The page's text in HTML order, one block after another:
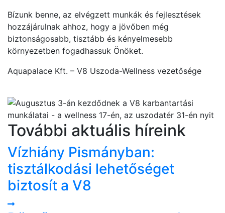
Bízunk benne, az elvégzett munkák és fejlesztések
hozzájárulnak ahhoz, hogy a jövőben még
biztonságosabb, tisztább és kényelmesebb
környezetben fogadhassuk Önöket.
Aquapalace Kft. – V8 Uszoda-Wellness vezetősége
További aktuális híreink
Vízhiány Pismányban:
tisztálkodási lehetőséget
biztosít a V8